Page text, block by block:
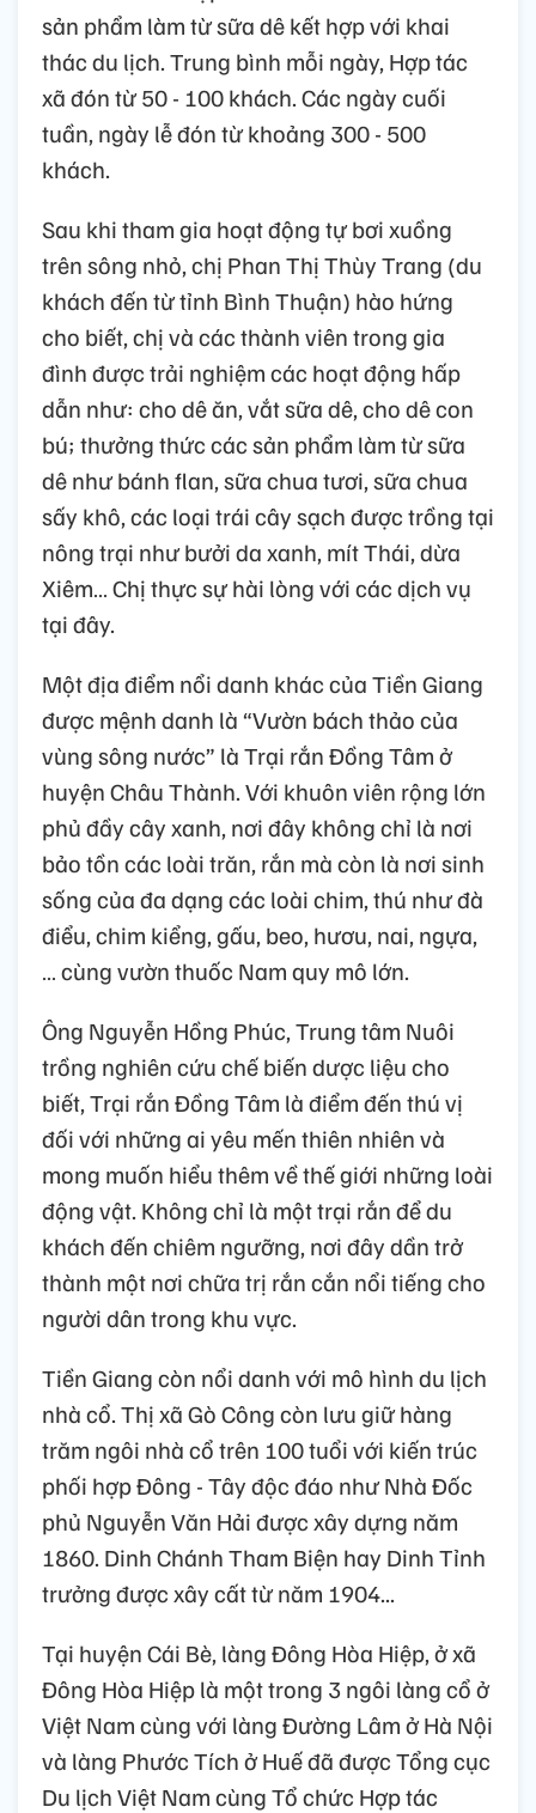
sản phẩm làm từ sữa dê kết hợp với khai
thác du lịch. Trung bình mỗi ngày, Hợp tác
xã đón từ 50 - 100 khách. Các ngày cuối
tuần, ngày lễ đón từ khoảng 300 - 500
khách.
Sau khi tham gia hoạt động tự bơi xuồng
trên sông nhỏ, chị Phan Thị Thùy Trang (du
khách đến từ tỉnh Bình Thuận) hào hứng
cho biết, chị và các thành viên trong gia
đình được trải nghiệm các hoạt động hấp
dẫn như: cho dê ăn, vắt sữa dê, cho dê con
bú; thưởng thức các sản phẩm làm từ sữa
dê như bánh flan, sữa chua tươi, sữa chua
sấy khô, các loại trái cây sạch được trồng tại
nông trại như bưởi da xanh, mít Thái, dừa
Xiêm… Chị thực sự hài lòng với các dịch vụ
tại đây.
Một địa điểm nổi danh khác của Tiền Giang
được mệnh danh là “Vườn bách thảo của
vùng sông nước” là Trại rắn Đồng Tâm ở
huyện Châu Thành. Với khuôn viên rộng lớn
phủ đầy cây xanh, nơi đây không chỉ là nơi
bảo tồn các loài trăn, rắn mà còn là nơi sinh
sống của đa dạng các loài chim, thú như đà
điểu, chim kiểng, gấu, beo, hươu, nai, ngựa,
… cùng vườn thuốc Nam quy mô lớn.
Ông Nguyễn Hồng Phúc, Trung tâm Nuôi
trồng nghiên cứu chế biến dược liệu cho
biết, Trại rắn Đồng Tâm là điểm đến thú vị
đối với những ai yêu mến thiên nhiên và
mong muốn hiểu thêm về thế giới những loài
động vật. Không chỉ là một trại rắn để du
khách đến chiêm ngưỡng, nơi đây dần trở
thành một nơi chữa trị rắn cắn nổi tiếng cho
người dân trong khu vực.
Tiền Giang còn nổi danh với mô hình du lịch
nhà cổ. Thị xã Gò Công còn lưu giữ hàng
trăm ngôi nhà cổ trên 100 tuổi với kiến trúc
phối hợp Đông - Tây độc đáo như Nhà Đốc
phủ Nguyễn Văn Hải được xây dựng năm
1860. Dinh Chánh Tham Biện hay Dinh Tỉnh
trưởng được xây cất từ năm 1904...
Tại huyện Cái Bè, làng Đông Hòa Hiệp, ở xã
Đông Hòa Hiệp là một trong 3 ngôi làng cổ ở
Việt Nam cùng với làng Đường Lâm ở Hà Nội
và làng Phước Tích ở Huế đã được Tổng cục
Du lịch Việt Nam cùng Tổ chức Hợp tác